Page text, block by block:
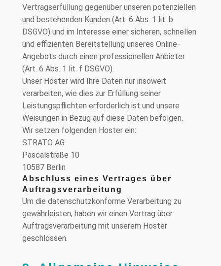
Vertragserfüllung gegenüber unseren potenziellen
und bestehenden Kunden (Art. 6 Abs. 1 lit. b
DSGVO) und im Interesse einer sicheren, schnellen
und effizienten Bereitstellung unseres Online-
Angebots durch einen professionellen Anbieter
(Art. 6 Abs. 1 lit. f DSGVO).
Unser Hoster wird Ihre Daten nur insoweit
verarbeiten, wie dies zur Erfüllung seiner
Leistungspflichten erforderlich ist und unsere
Weisungen in Bezug auf diese Daten befolgen.
Wir setzen folgenden Hoster ein:
STRATO AG
Pascalstraße 10
10587 Berlin
Abschluss eines Vertrages über
Auftragsverarbeitung
Um die datenschutzkonforme Verarbeitung zu
gewährleisten, haben wir einen Vertrag über
Auftragsverarbeitung mit unserem Hoster
geschlossen.